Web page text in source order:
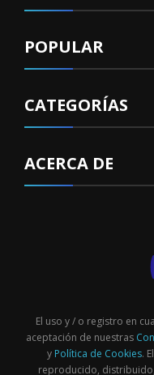
POPULAR
CATEGORÍAS
ACERCA DE
El uso y / o registro en
aceptación de nuestras
y Política de Cookies.
reproducido,